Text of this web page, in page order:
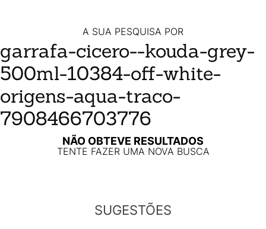
A SUA PESQUISA POR
garrafa-cicero--kouda-grey-
500ml-10384-off-white-
origens-aqua-traco-
7908466703776
NÃO OBTEVE RESULTADOS
TENTE FAZER UMA NOVA BUSCA
SUGESTÕES
5ºPlanner
6º Planner Permanente
Trancoso
8ºMelissa
Caderneta